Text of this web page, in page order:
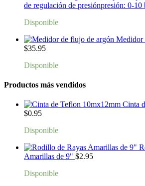
de regulación de presiónpresión: 0-10
Disponible
Medidor
$35.95
Disponible
Productos más vendidos
Cinta
$0.95
Disponible
Amarillas de 9" $2.95
Disponible